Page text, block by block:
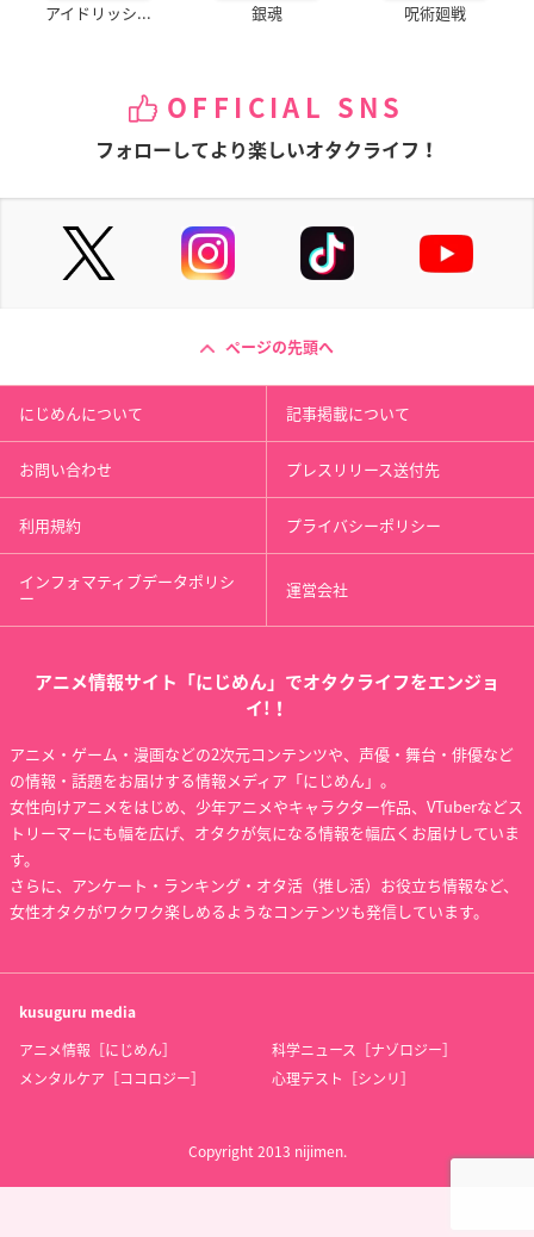
アイドリッシ... 銀魂 呪術廻戦
OFFICIAL SNS
フォローしてより楽しいオタクライフ！
ページの先頭へ
にじめんについて 記事掲載について
お問い合わせ プレスリリース送付先
利用規約 プライバシーポリシー
インフォマティブデータポリシ
ー 運営会社
アニメ情報サイト「にじめん」でオタクライフをエンジョ
イ!！
アニメ・ゲーム・漫画などの2次元コンテンツや、声優・舞台・俳優など
の情報・話題をお届けする情報メディア「にじめん」。
女性向けアニメをはじめ、少年アニメやキャラクター作品、VTuberなどス
トリーマーにも幅を広げ、オタクが気になる情報を幅広くお届けしていま
す。
さらに、アンケート・ランキング・オタ活（推し活）お役立ち情報など、
女性オタクがワクワク楽しめるようなコンテンツも発信しています。
kusuguru media
アニメ情報［にじめん］
科学ニュース［ナゾロジー］
メンタルケア［ココロジー］
心理テスト［シンリ］
Copyright 2013 nijimen.